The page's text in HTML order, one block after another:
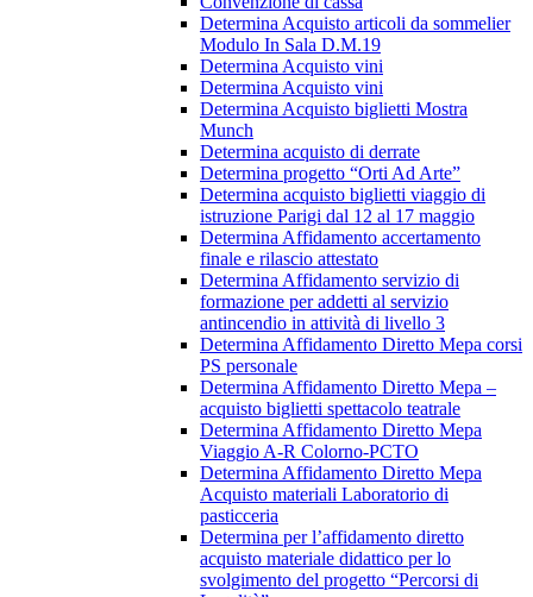
Determina Acquisto articoli da sommelier
Modulo In Sala D.M.19
Determina Acquisto vini
Determina Acquisto vini
Determina Acquisto biglietti Mostra
Munch
Determina acquisto di derrate
Determina progetto “Orti Ad Arte”
Determina acquisto biglietti viaggio di
istruzione Parigi dal 12 al 17 maggio
Determina Affidamento accertamento
finale e rilascio attestato
Determina Affidamento servizio di
formazione per addetti al servizio
antincendio in attività di livello 3
Determina Affidamento Diretto Mepa corsi
PS personale
Determina Affidamento Diretto Mepa –
acquisto biglietti spettacolo teatrale
Determina Affidamento Diretto Mepa
Viaggio A-R Colorno-PCTO
Determina Affidamento Diretto Mepa
Acquisto materiali Laboratorio di
pasticceria
Determina per l’affidamento diretto
acquisto materiale didattico per lo
svolgimento del progetto “Percorsi di